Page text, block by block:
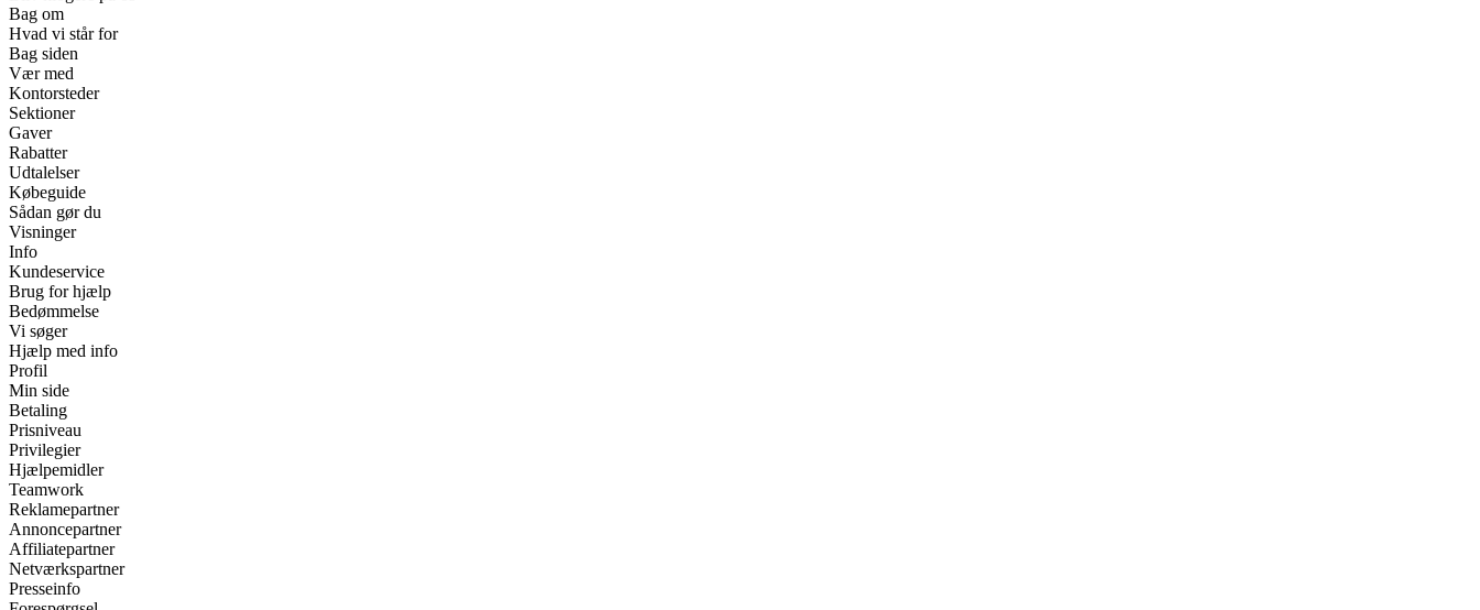
Bag om
Hvad vi står for
Bag siden
Vær med
Kontorsteder
Sektioner
Gaver
Rabatter
Udtalelser
Købeguide
Sådan gør du
Visninger
Info
Kundeservice
Brug for hjælp
Bedømmelse
Vi søger
Hjælp med info
Profil
Min side
Betaling
Prisniveau
Privilegier
Hjælpemidler
Teamwork
Reklamepartner
Annoncepartner
Affiliatepartner
Netværkspartner
Presseinfo